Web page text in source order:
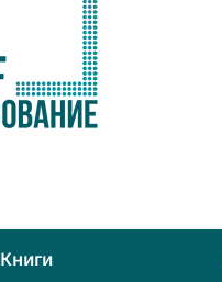
Книги